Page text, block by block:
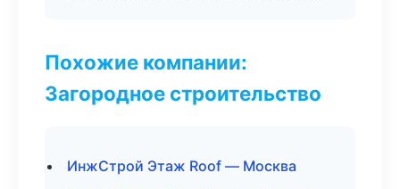
Похожие компании:
Загородное строительство
ИнжСтрой Этаж Roof — Москва